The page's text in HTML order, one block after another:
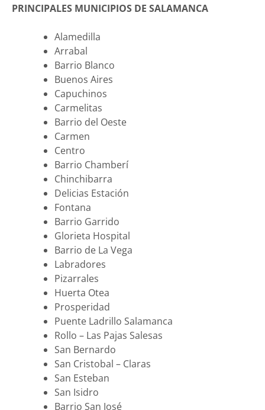
PRINCIPALES MUNICIPIOS DE SALAMANCA
Alamedilla
Arrabal
Barrio Blanco
Buenos Aires
Capuchinos
Carmelitas
Barrio del Oeste
Carmen
Centro
Barrio Chamberí
Chinchibarra
Delicias Estación
Fontana
Barrio Garrido
Glorieta Hospital
Barrio de La Vega
Labradores
Pizarrales
Huerta Otea
Prosperidad
Puente Ladrillo Salamanca
Rollo – Las Pajas Salesas
San Bernardo
San Cristobal – Claras
San Esteban
San Isidro
Barrio San José